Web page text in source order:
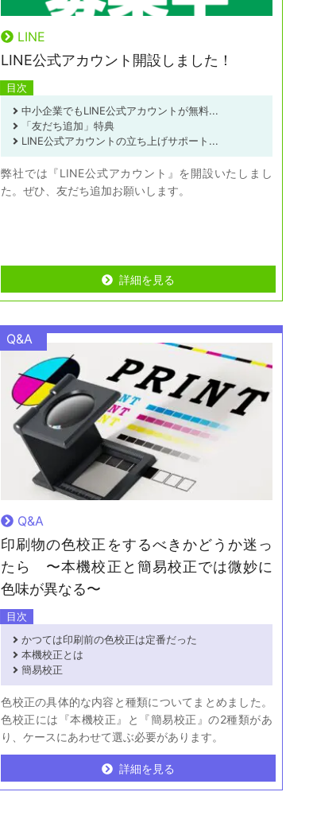
LINE
LINE公式アカウント開設しました！
目次
中小企業でもLINE公式アカウントが無料...
「友だち追加」特典
LINE公式アカウントの立ち上げサポート...
弊社では『LINE公式アカウント』を開設いたしまし
た。ぜひ、友だち追加お願いします。
詳細を見る
Q&A
Q&A
印刷物の色校正をするべきかどうか迷っ
たら 〜本機校正と簡易校正では微妙に
色味が異なる〜
目次
かつては印刷前の色校正は定番だった
本機校正とは
簡易校正
色校正の具体的な内容と種類についてまとめました。
色校正には『本機校正』と『簡易校正』の2種類があ
り、ケースにあわせて選ぶ必要があります。
詳細を見る